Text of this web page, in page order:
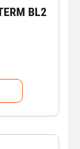
BL2